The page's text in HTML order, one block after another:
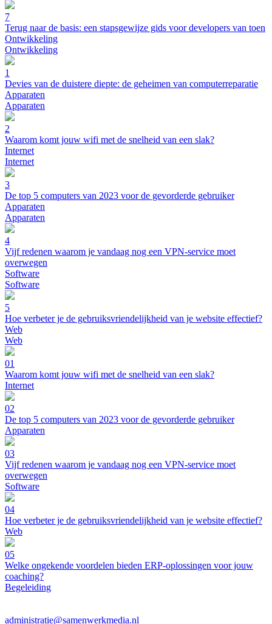
7
Terug naar de basis: een stapsgewijze gids voor developers van toen
Ontwikkeling
Ontwikkeling
1
Devies van de duistere diepte: de geheimen van computerreparatie
Apparaten
Apparaten
2
Waarom komt jouw wifi met de snelheid van een slak?
Internet
Internet
3
De top 5 computers van 2023 voor de gevorderde gebruiker
Apparaten
Apparaten
4
Vijf redenen waarom je vandaag nog een VPN-service moet
overwegen
Software
Software
5
Hoe verbeter je de gebruiksvriendelijkheid van je website effectief?
Web
Web
01
Waarom komt jouw wifi met de snelheid van een slak?
Internet
02
De top 5 computers van 2023 voor de gevorderde gebruiker
Apparaten
03
Vijf redenen waarom je vandaag nog een VPN-service moet
overwegen
Software
04
Hoe verbeter je de gebruiksvriendelijkheid van je website effectief?
Web
05
Welke ongekende voordelen bieden ERP-oplossingen voor jouw
coaching?
Begeleiding
administratie@samenwerkmedia.nl